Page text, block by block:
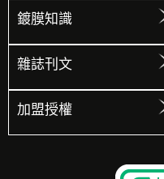
鍍膜知識
雜誌刊文
加盟授權